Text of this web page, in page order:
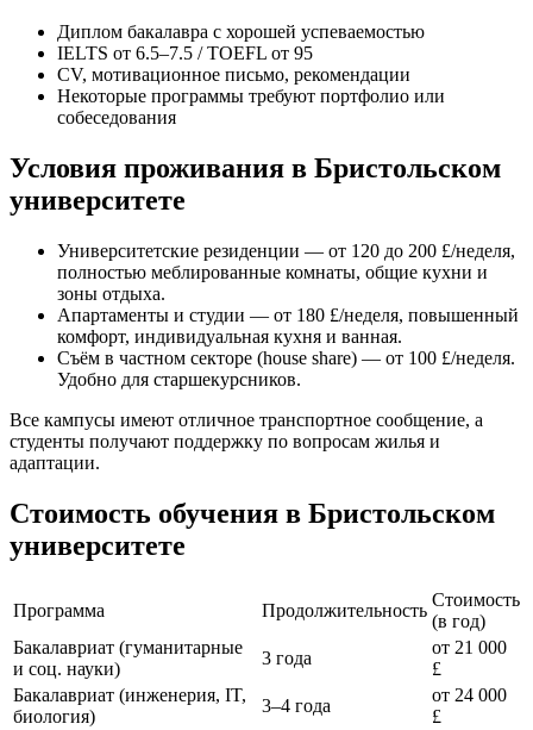
Диплом бакалавра с хорошей успеваемостью
IELTS от 6.5–7.5 / TOEFL от 95
CV, мотивационное письмо, рекомендации
Некоторые программы требуют портфолио или
собеседования
Условия проживания в Бристольском
университете
Университетские резиденции — от 120 до 200 £/неделя,
полностью меблированные комнаты, общие кухни и
зоны отдыха.
Апартаменты и студии — от 180 £/неделя, повышенный
комфорт, индивидуальная кухня и ванная.
Съём в частном секторе (house share) — от 100 £/неделя.
Удобно для старшекурсников.
Все кампусы имеют отличное транспортное сообщение, а
студенты получают поддержку по вопросам жилья и
адаптации.
Стоимость обучения в Бристольском
университете
Программа Продолжительность
Стоимость
(в год)
Бакалавриат (гуманитарные
и соц. науки)
3 года
от 21 000
£
Бакалавриат (инженерия, IT,
биология)
3–4 года
от 24 000
£